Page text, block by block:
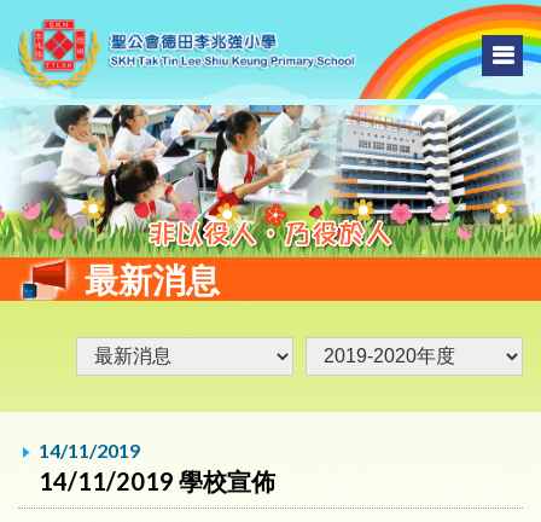
最新消息
14/11/2019
14/11/2019 學校宣佈